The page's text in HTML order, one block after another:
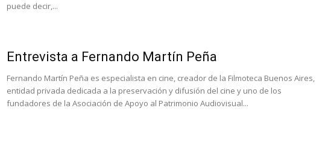
puede decir,...
Entrevista a Fernando Martín Peña
Fernando Martín Peña es especialista en cine, creador de la Filmoteca Buenos Aires,
entidad privada dedicada a la preservación y difusión del cine y uno de los
fundadores de la Asociación de Apoyo al Patrimonio Audiovisual...